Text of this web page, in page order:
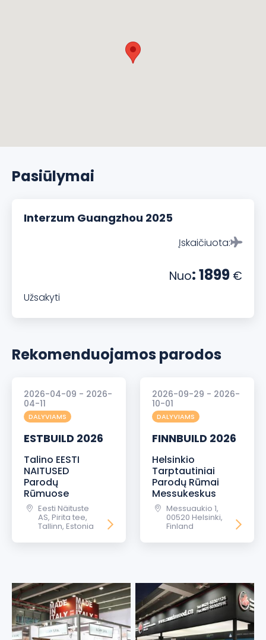
Pasiūlymai
Interzum Guangzhou 2025
Įskaičiuota:
Nuo: 1899 €
Užsakyti
Rekomenduojamos parodos
2026-04-09 - 2026-
04-11
DALYVIAMS
ESTBUILD 2026
Talino EESTI
NAITUSED
Parodų
Rūmuose
Eesti Näituste
AS, Pirita tee,
Tallinn, Estonia
2026-09-29 - 2026-
10-01
DALYVIAMS
FINNBUILD 2026
Helsinkio
Tarptautiniai
Parodų Rūmai
Messukeskus
Messuaukio 1,
00520 Helsinki,
Finland